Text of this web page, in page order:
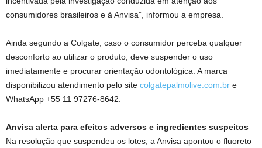
consumidores brasileiros e à Anvisa”, informou a empresa.
Ainda segundo a Colgate, caso o consumidor perceba qualquer
desconforto ao utilizar o produto, deve suspender o uso
imediatamente e procurar orientação odontológica. A marca
disponibilizou atendimento pelo site colgatepalmolive.com.br e
WhatsApp +55 11 97276-8642.
Anvisa alerta para efeitos adversos e ingredientes suspeitos
Na resolução que suspendeu os lotes, a Anvisa apontou o fluoreto